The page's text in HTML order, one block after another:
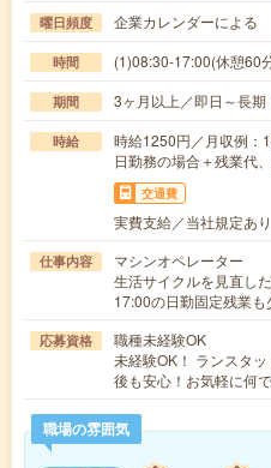
曜日頻度 企業カレンダーによる
時間 (1)08:30-17:00(休憩60
期間 3ヶ月以上／即日～長期
時給
時給1250円／月収例：
日勤務の場合＋残業代
交通費
実費支給／当社規定あり
仕事内容
マシンオペレーター
生活サイクルを見直し
17:00の日勤固定残業
応募資格
職種未経験OK
未経験OK！ ランスタ
後も安心！お気軽に何
職場の雰囲気